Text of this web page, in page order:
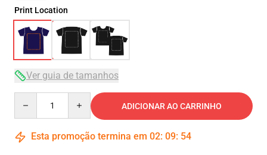
Print Location
Ver guia de tamanhos
ADICIONAR AO CARRINHO
Esta promoção termina em 02: 09: 53